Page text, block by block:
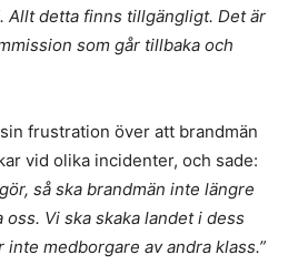
Allt detta finns tillgängligt. Det är
som går tillbaka och
frustration över att brandmän
vid olika incidenter, och sade:
så ska brandmän inte längre
Vi ska skaka landet i dess
inte medborgare av andra klass.”